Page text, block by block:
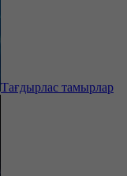
Тағдырлас тамырлар